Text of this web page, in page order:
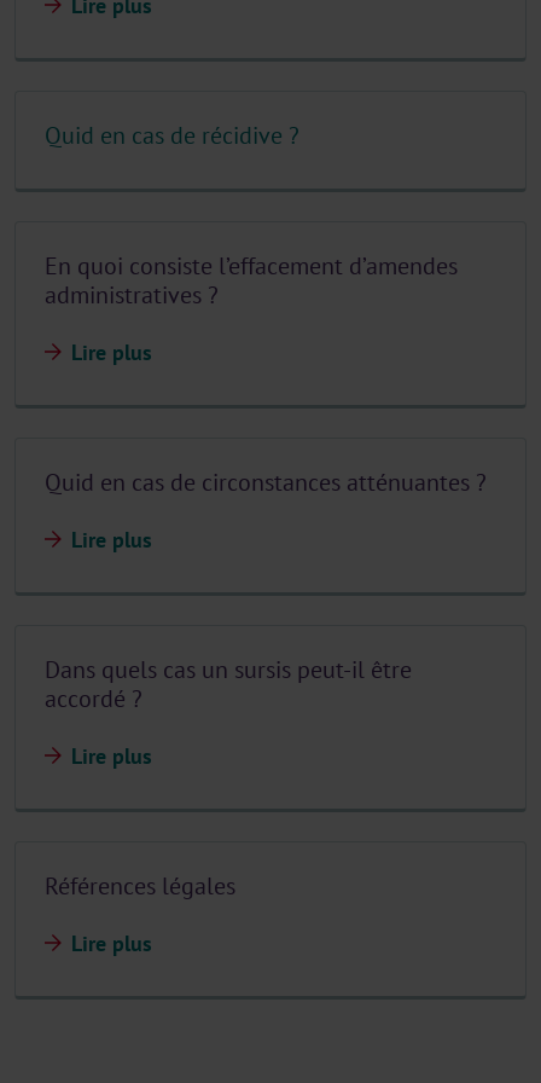
Quid en cas de récidive ?
En quoi consiste l’effacement d’amendes
administratives ?
Lire plus
Quid en cas de circonstances atténuantes ?
Lire plus
Dans quels cas un sursis peut-il être
accordé ?
Lire plus
Références légales
Lire plus